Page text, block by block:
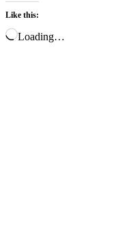
Like this:
Loading…